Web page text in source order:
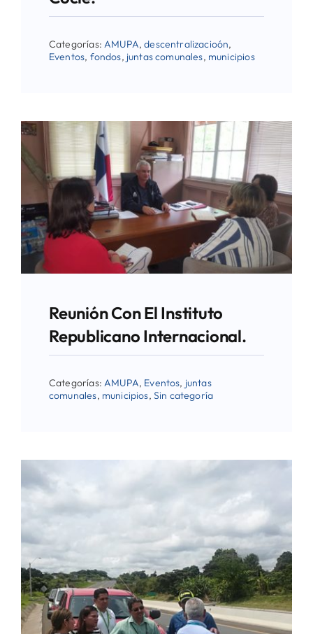
Categorías:AMUPA,descentralizacioón,
Eventos, fondos, juntas comunales, municipios
Reunión Con El Instituto
Republicano Internacional.
Categorías:AMUPA, Eventos, juntas
comunales, municipios, Sin categoría